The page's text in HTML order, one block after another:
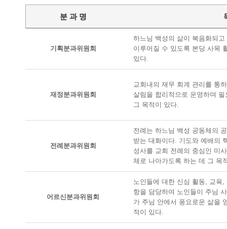
분 과 명
기획분과위원회
하느님 백성의 삶이 복음화되
이루어질 수 있도록 본당 사목
있다.
재정분과위원회
교회내의 재무 회계 관리를 통
살림을 합리적으로 운영하며
그 목적이 있다.
전례분과위원회
전례는 하느님 백성 공동체의
받는 대화이다. 기도와 예배의
성사를 교회 전례의 중심인 미
체로 나아가도록 하는 데 그 목
어르신분과위원회
노인들에 대한 신심 활동, 교육
항을 담당하여 노인들이 주님
가 주님 안에서 풍요로운 삶을
적이 있다.